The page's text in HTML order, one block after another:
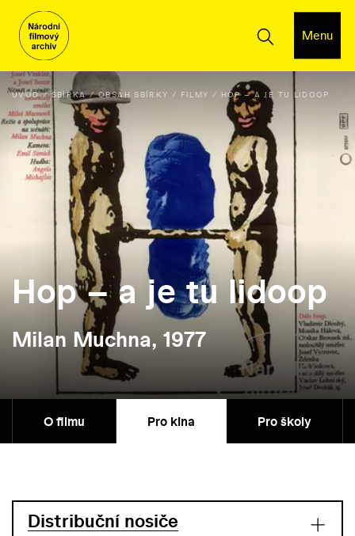
Menu
ÚVOD SBÍRKA OBSAH SBÍRKY FILMY HOP – A JE TU LIDOOP
Hop – a je tu lidoop
Milan Muchna, 1977
O filmu Pro kina Pro školy
Distribuční nosiče